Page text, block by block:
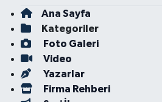
Ana Sayfa
Kategoriler
Foto Galeri
Video
Yazarlar
Firma Rehberi